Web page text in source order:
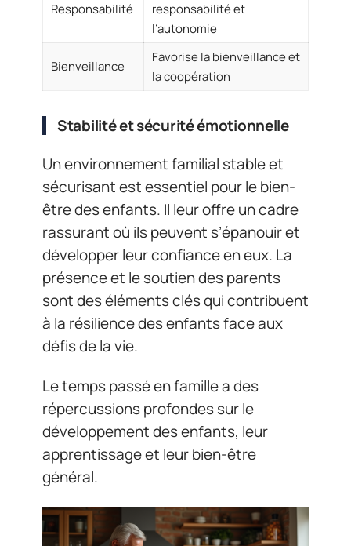
Responsabilité
responsabilité et
l’autonomie
Bienveillance
Favorise la bienveillance et
la coopération
Stabilité et sécurité émotionnelle
Un environnement familial stable et
sécurisant est essentiel pour le bien-
être des enfants. Il leur offre un cadre
rassurant où ils peuvent s’épanouir et
développer leur confiance en eux. La
présence et le soutien des parents
sont des éléments clés qui contribuent
à la résilience des enfants face aux
défis de la vie.
Le temps passé en famille a des
répercussions profondes sur le
développement des enfants, leur
apprentissage et leur bien-être
général.